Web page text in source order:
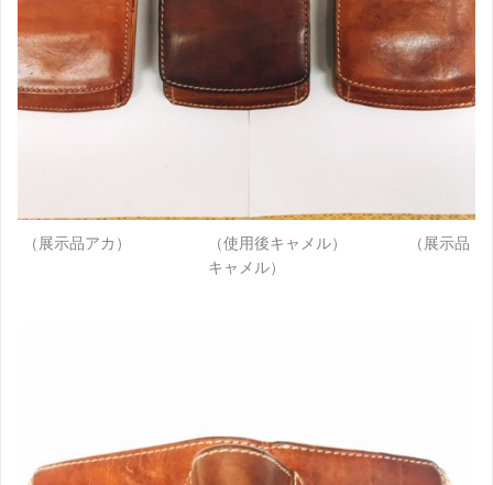
（展示品アカ） （使用後キャメル） （展示品
キャメル）